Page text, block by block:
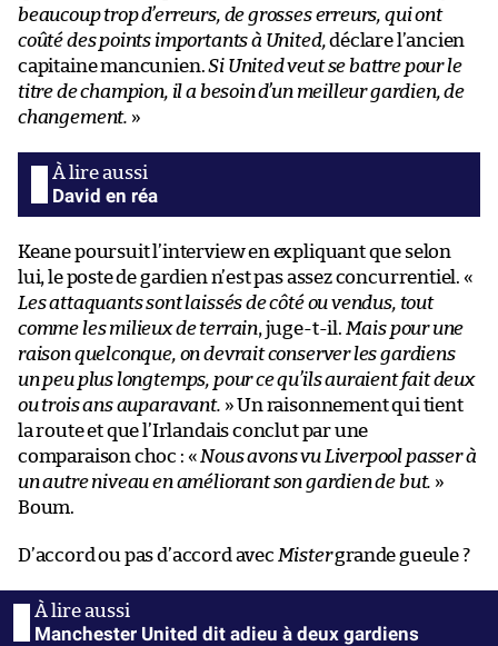
beaucoup trop d’erreurs, de grosses erreurs, qui ont
coûté des points importants à United,déclare l’ancien
capitaine mancunien.Si United veut se battre pour le
titre de champion, il a besoin d’un meilleur gardien, de
changement. »
David en réa
Keane poursuit l’interview en expliquant que selon
lui, le poste de gardien n’est pas assez concurrentiel. «
Les attaquants sont laissés de côté ou vendus, tout
comme les milieux de terrain, juge-t-il. Mais pour une
raison quelconque, on devrait conserver les gardiens
un peu plus longtemps, pour ce qu’ils auraient fait deux
ou trois ans auparavant. » Un raisonnement qui tient
la route et que l’Irlandais conclut par une
comparaison choc : « Nous avons vu Liverpool passer à
un autre niveau en améliorant son gardien de but. »
Boum.
D’accord ou pas d’accord avec Mistergrande gueule ?
Manchester United dit adieu à deux gardiens